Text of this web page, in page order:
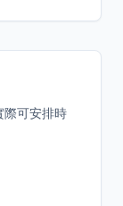
際可安排時